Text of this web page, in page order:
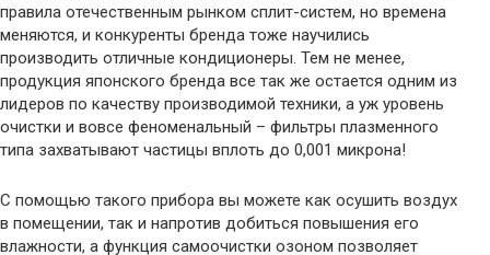
правила отечественным рынком сплит-систем, но времена
меняются, и конкуренты бренда тоже научились
производить отличные кондиционеры. Тем не менее,
продукция японского бренда все так же остается одним из
лидеров по качеству производимой техники, а уж уровень
очистки и вовсе феноменальный – фильтры плазменного
типа захватывают частицы вплоть до 0,001 микрона!
С помощью такого прибора вы можете как осушить воздух
в помещении, так и напротив добиться повышения его
влажности, а функция самоочистки озоном позволяет